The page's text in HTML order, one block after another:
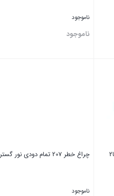
ناموجود
ناموجود
چراغ صندق ‏فابریکی 111 – تیبا2
چراغ خطر 207 تمام دودی نور گستر
ناموجود